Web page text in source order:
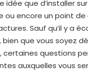
idée que d’installer
ou encore un point
Sauf qu’il y a
que vous soyez
certaines questions
auxquelles vous